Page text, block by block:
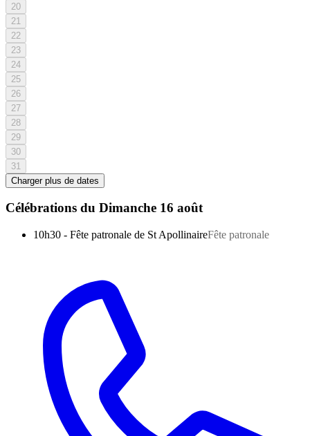
20
21
22
23
24
25
26
27
28
29
30
31
Charger plus de dates
Célébrations du Dimanche 16 août
10h30 - Fête patronale de St ApollinaireFête patronale